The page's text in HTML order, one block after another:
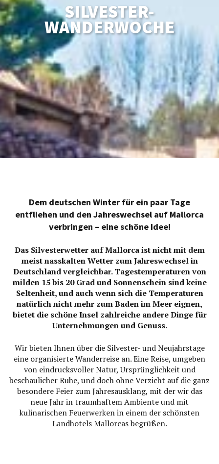
SILVESTER-
WANDERWOCHE
Dem deutschen Winter für ein paar Tage
entfliehen und den Jahreswechsel auf Mallorca
verbringen – eine schöne Idee!
Das Silvesterwetter auf Mallorca ist nicht mit dem
meist nasskalten Wetter zum Jahreswechsel in
Deutschland vergleichbar. Tagestemperaturen von
milden 15 bis 20 Grad und Sonnenschein sind keine
Seltenheit, und auch wenn sich die Temperaturen
natürlich nicht mehr zum Baden im Meer eignen,
bietet die schöne Insel zahlreiche andere Dinge für
Unternehmungen und Genuss.
Wir bieten Ihnen über die Silvester- und Neujahrstage
eine organisierte Wanderreise an. Eine Reise, umgeben
von eindrucksvoller Natur, Ursprünglichkeit und
beschaulicher Ruhe, und doch ohne Verzicht auf die ganz
besondere Feier zum Jahresausklang, mit der wir das
neue Jahr in traumhaftem Ambiente und mit
kulinarischen Feuerwerken in einem der schönsten
Landhotels Mallorcas begrüßen.